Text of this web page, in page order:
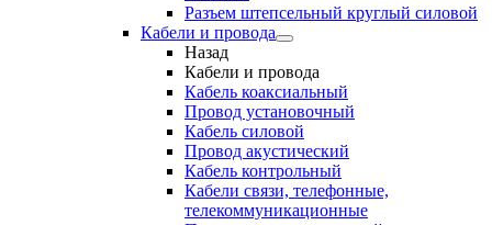
Разъем штепсельный круглый силовой
Кабели и провода
Назад
Кабели и провода
Кабель коаксиальный
Провод установочный
Кабель силовой
Провод акустический
Кабель контрольный
Кабели связи, телефонные,
телекоммуникационные